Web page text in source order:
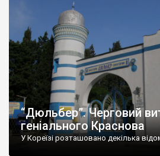
“Дюльбер”. Черговий
геніального Краснова
У Кореїзі розташовано декілька